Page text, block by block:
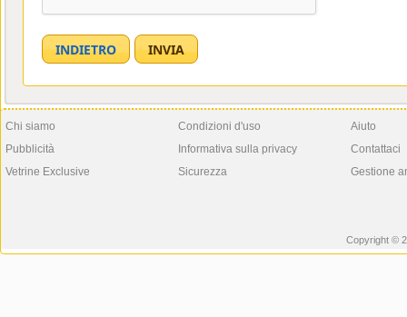
Chi siamo
Pubblicità
Vetrine Exclusive
Condizioni d'uso
Informativa sulla privacy
Sicurezza
Aiuto
Contattaci
Gestione
Copyright ©